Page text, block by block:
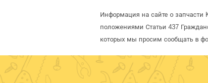
Информация на сайте о запчасти
положениями Статьи 437
которых мы просим сообщать в